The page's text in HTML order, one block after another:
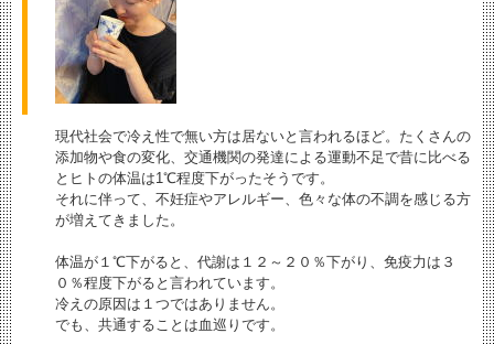
現代社会で冷え性で無い方は居ないと言われるほど。たくさんの
添加物や食の変化、交通機関の発達による運動不足で昔に比べる
とヒトの体温は1℃程度下がったそうです。
それに伴って、不妊症やアレルギー、色々な体の不調を感じる方
が増えてきました。
体温が１℃下がると、代謝は１２～２０％下がり、免疫力は３
０％程度下がると言われています。
冷えの原因は１つではありません。
でも、共通することは血巡りです。